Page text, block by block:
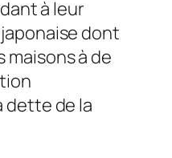
à leur
dont
maisons à de
dette de la